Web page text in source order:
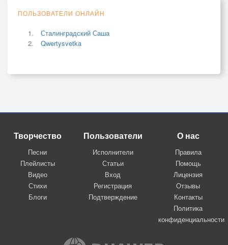
ПОЛЬЗОВАТЕЛИ ОНЛАЙН
Сталинградский Саша
Qwertysvetka
Творчество
Песни
Плейлисты
Видео
Стихи
Блоги
Пользователи
Исполнители
Статьи
Вход
Регистрация
Подтверждение
О нас
Правила
Помощь
Лицензия
Отзывы
Контакты
Политика
конфиденциальности